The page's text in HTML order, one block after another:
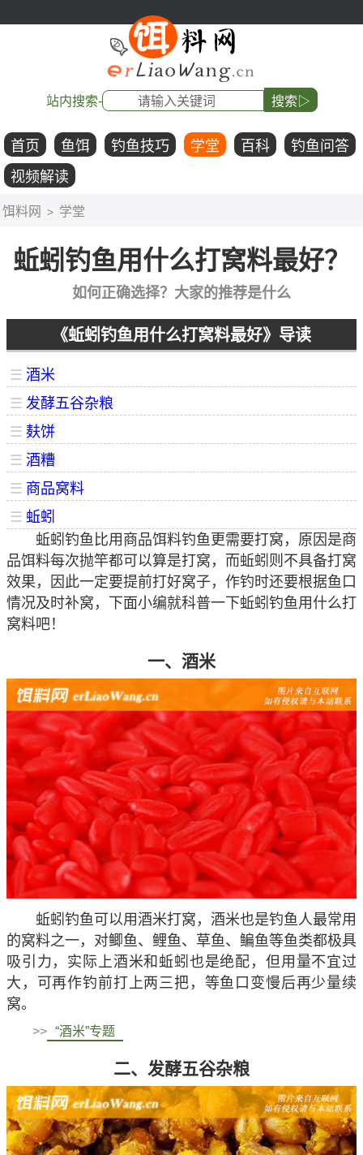
站内搜索- 搜索▷
首页 鱼饵 钓鱼技巧 学堂 百科
钓鱼问答
视频解读
饵料网 > 学堂
蚯蚓钓鱼用什么打窝料最好？
如何正确选择？大家的推荐是什么
《蚯蚓钓鱼用什么打窝料最好》导读
☰ 酒米
☰ 发酵五谷杂粮
☰ 麸饼
☰ 酒糟
☰ 商品窝料
☰ 蚯蚓
蚯蚓钓鱼比用商品饵料钓鱼更需要打窝，原因是商
品饵料每次抛竿都可以算是打窝，而蚯蚓则不具备打窝
效果，因此一定要提前打好窝子，作钓时还要根据鱼口
情况及时补窝，下面小编就科普一下蚯蚓钓鱼用什么打
窝料吧！
一、酒米
蚯蚓钓鱼可以用酒米打窝，酒米也是钓鱼人最常用
的窝料之一，对鲫鱼、鲤鱼、草鱼、鳊鱼等鱼类都极具
吸引力，实际上酒米和 蚯蚓 也是绝配，但用量不宜过
大，可再作钓前打上两三把，等鱼口变慢后再少量续
窝。
>> “酒米”专题
二、发酵五谷杂粮